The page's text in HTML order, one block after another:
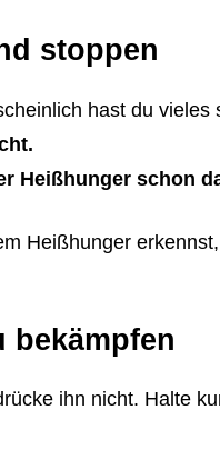
stoppen
hast du
Heißhunger schon
Heißhunger
bekämpfen
ihn nicht. Halte